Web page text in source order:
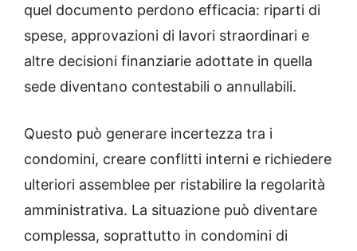
quel documento perdono efficacia: riparti di
spese, approvazioni di lavori straordinari e
altre decisioni finanziarie adottate in quella
sede diventano contestabili o annullabili.
Questo può generare incertezza tra i
condomini, creare conflitti interni e richiedere
ulteriori assemblee per ristabilire la regolarità
amministrativa. La situazione può diventare
complessa, soprattutto in condomini di